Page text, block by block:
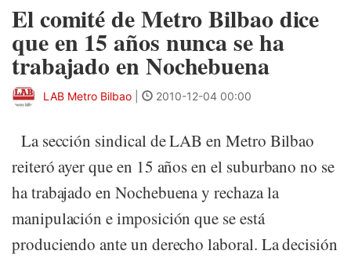
El comité de Metro Bilbao dice
que en 15 años nunca se ha
trabajado en Nochebuena
LAB Metro Bilbao 2010-12-04 00:00
La sección sindical de LAB en Metro Bilbao
reiteró ayer que en 15 años en el suburbano no se
ha trabajado en Nochebuena y rechaza la
manipulación e imposición que se está
produciendo ante un derecho laboral. La decisión